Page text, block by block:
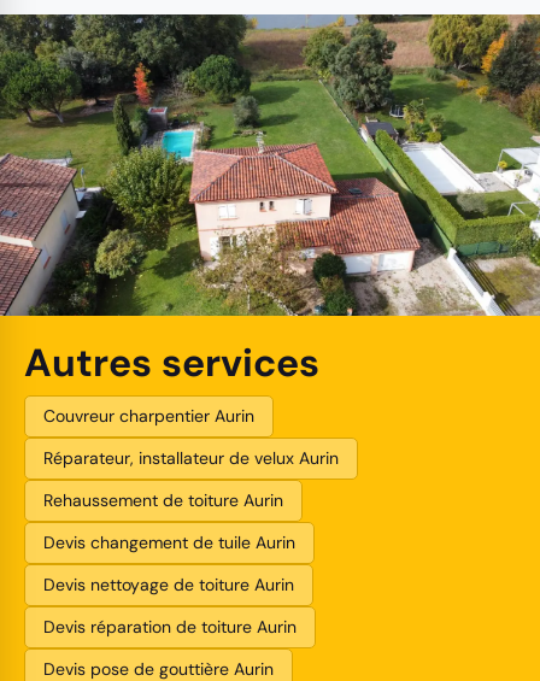
Autres services
Couvreur charpentier Aurin
Réparateur, installateur de velux Aurin
Rehaussement de toiture Aurin
Devis changement de tuile Aurin
Devis nettoyage de toiture Aurin
Devis réparation de toiture Aurin
Devis pose de gouttière Aurin